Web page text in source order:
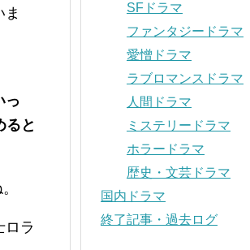
っ
ると
ロラ
SFドラマ
ファンタジードラマ
愛憎ドラマ
ラブロマンスドラマ
人間ドラマ
ミステリードラマ
ホラードラマ
歴史・文芸ドラマ
国内ドラマ
終了記事・過去ログ